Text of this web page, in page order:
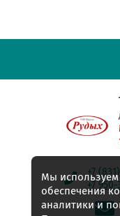
+7
+7
Мы
обеспечения
аналитики и